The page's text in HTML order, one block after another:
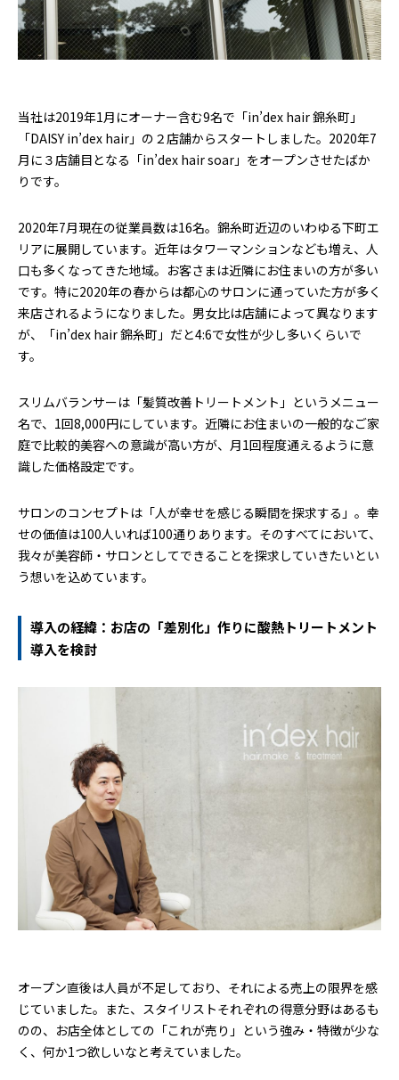
当社は2019年1月にオーナー含む9名で「in’dex hair 錦糸町」
「DAISY in’dex hair」の２店舗からスタートしました。2020年7
月に３店舗目となる「in’dex hair soar」をオープンさせたばか
りです。
2020年7月現在の従業員数は16名。錦糸町近辺のいわゆる下町エ
リアに展開しています。近年はタワーマンションなども増え、人
口も多くなってきた地域。お客さまは近隣にお住まいの方が多い
です。特に2020年の春からは都心のサロンに通っていた方が多く
来店されるようになりました。男女比は店舗によって異なります
が、「in’dex hair 錦糸町」だと4:6で女性が少し多いくらいで
す。
スリムバランサーは「髪質改善トリートメント」というメニュー
名で、1回8,000円にしています。近隣にお住まいの一般的なご家
庭で比較的美容への意識が高い方が、月1回程度通えるように意
識した価格設定です。
サロンのコンセプトは「人が幸せを感じる瞬間を探求する」。幸
せの価値は100人いれば100通りあります。そのすべてにおいて、
我々が美容師・サロンとしてできることを探求していきたいとい
う想いを込めています。
導入の経緯：お店の「差別化」作りに酸熱トリートメント
導入を検討
オープン直後は人員が不足しており、それによる売上の限界を感
じていました。また、スタイリストそれぞれの得意分野はあるも
のの、お店全体としての「これが売り」という強み・特徴が少な
く、何か1つ欲しいなと考えていました。